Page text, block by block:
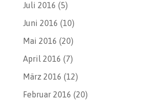
Juli 2016 (5)
Juni 2016 (10)
Mai 2016 (20)
April 2016 (7)
März 2016 (12)
Februar 2016 (20)